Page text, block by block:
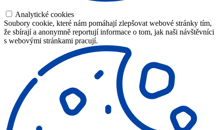
Analytické cookies
Soubory cookie, které nám pomáhají zlepšovat webové stránky tím,
že sbírají a anonymně reportují informace o tom, jak naši návštěvníci
s webovými stránkami pracují.